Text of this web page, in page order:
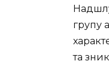
групу
та